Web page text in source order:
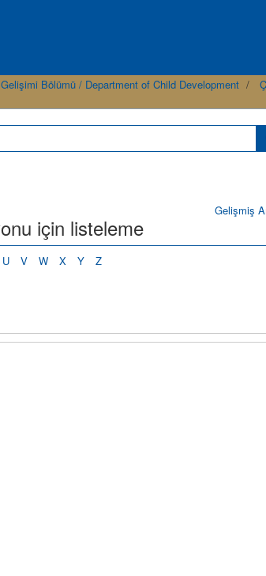
Bölümü / Department of Child Development
Gelişmiş
için listeleme
U V W X Y Z